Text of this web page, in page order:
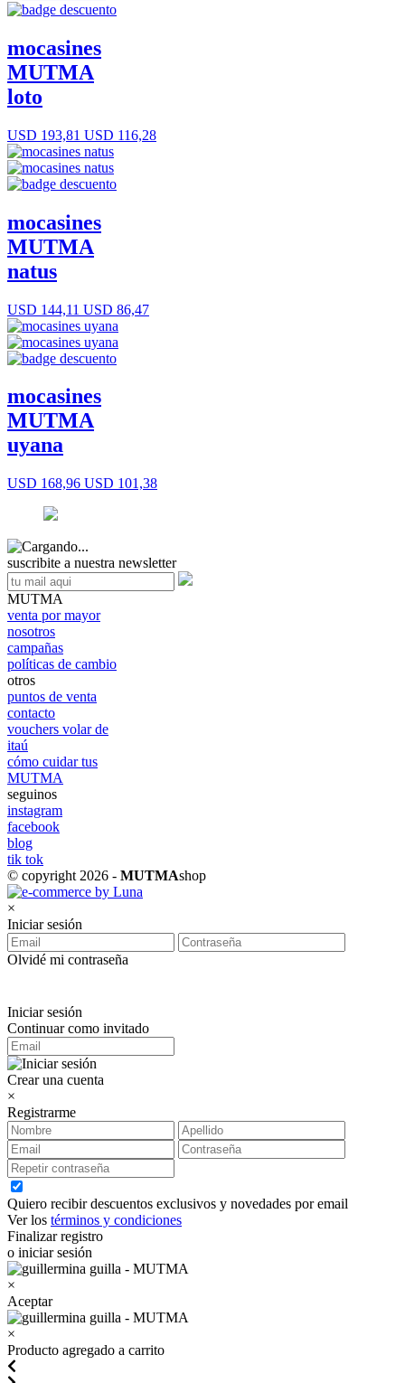
mocasines
MUTMA
loto
USD 193,81 USD 116,28
mocasines
MUTMA
natus
USD 144,11 USD 86,47
mocasines
MUTMA
uyana
USD 168,96 USD 101,38
suscribite a nuestra newsletter
MUTMA
venta por mayor
nosotros
campañas
políticas de cambio
otros
puntos de venta
contacto
vouchers volar de
itaú
cómo cuidar tus
MUTMA
seguinos
instagram
facebook
blog
tik tok
© copyright 2026 - MUTMAshop
×
Iniciar sesión
Olvidé mi contraseña
Iniciar sesión
Continuar como invitado
Crear una cuenta
×
Registrarme
Quiero recibir descuentos exclusivos y novedades por email
Ver los términos y condiciones
Finalizar registro
o iniciar sesión
×
Aceptar
×
Producto agregado a carrito